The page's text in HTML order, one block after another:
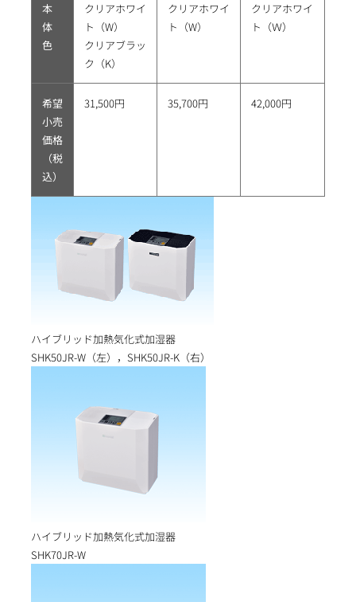
本
体
色
クリアホワイ
ト（W）
クリアブラッ
ク（K）
クリアホワイ
ト（W）
クリアホワイ
ト（Ｗ）
希望
小売
価格
（税
込）
31,500円 35,700円 42,000円
ハイブリッド加熱気化式加湿器
SHK50JR-W（左），SHK50JR-K（右）
ハイブリッド加熱気化式加湿器
SHK70JR-W